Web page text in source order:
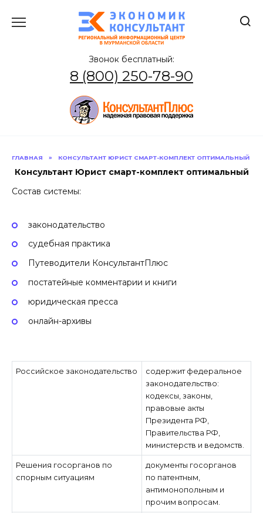
содержанию
Звонок бесплатный:
8 (800) 250-78-90
ГЛАВНАЯ » КОНСУЛЬТАНТ ЮРИСТ СМАРТ-КОМПЛЕКТ ОПТИМАЛЬНЫЙ
Консультант Юрист смарт-комплект оптимальный
Состав системы:
законодательство
судебная практика
Путеводители КонсультантПлюс
постатейные комментарии и книги
юридическая пресса
онлайн-архивы
Российское законодательство
содержит федеральное
законодательство:
кодексы, законы,
правовые акты
Президента РФ,
Правительства РФ,
министерств и ведомств.
Решения госорганов по
спорным ситуациям
документы госорганов
по патентным,
антимонопольным и
прочим вопросам.